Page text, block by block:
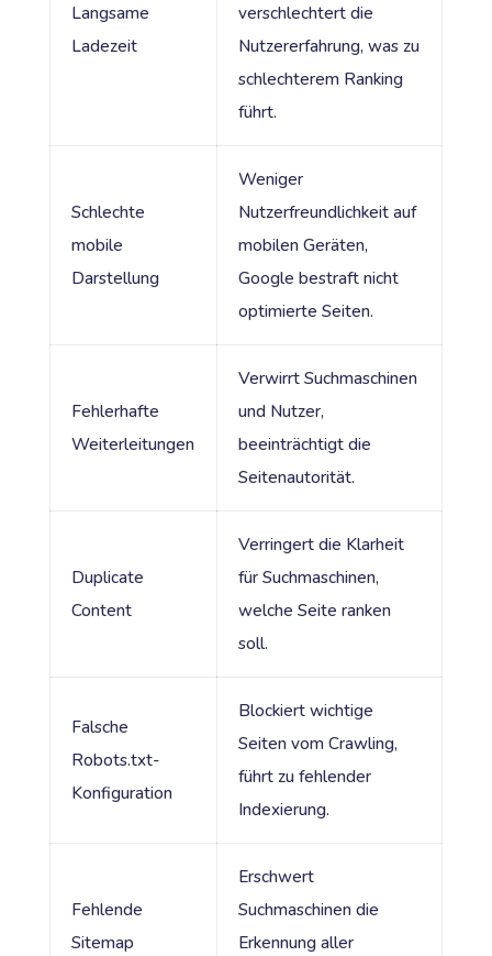
Langsame
Ladezeit
verschlechtert die
Nutzererfahrung, was zu
schlechterem Ranking
führt.
Schlechte
mobile
Darstellung
Weniger
Nutzerfreundlichkeit auf
mobilen Geräten,
Google bestraft nicht
optimierte Seiten.
Fehlerhafte
Weiterleitungen
Verwirrt Suchmaschinen
und Nutzer,
beeinträchtigt die
Seitenautorität.
Duplicate
Content
Verringert die Klarheit
für Suchmaschinen,
welche Seite ranken
soll.
Falsche
Robots.txt-
Konfiguration
Blockiert wichtige
Seiten vom Crawling,
führt zu fehlender
Indexierung.
Fehlende
Sitemap
Erschwert
Suchmaschinen die
Erkennung aller